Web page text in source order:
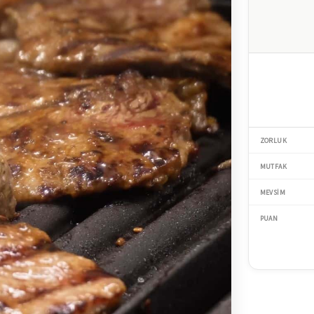
ZORLUK
MUTFAK
MEVSIM
PUAN